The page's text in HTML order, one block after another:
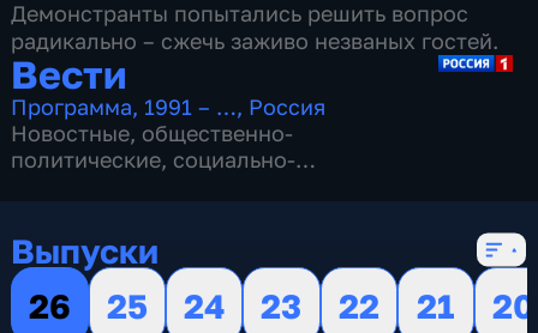
Демонстранты попытались решить вопрос
радикально – сжечь заживо незваных гостей.
Вести
Программа, 1991 – …, Россия
Новостные, общественно-
политические, социально-
Выпуски
26
25 24 23 22 21
20